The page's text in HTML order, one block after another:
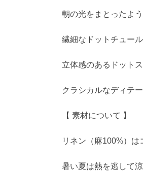
朝の光をまとったよ
繊細なドットチュー
立体感のあるドット
クラシカルなディテ
【 素材について 】
リネン（麻100%）
暑い夏は熱を逃して